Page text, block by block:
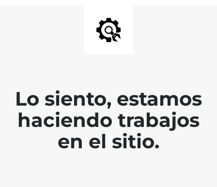
Lo siento, estamos
haciendo trabajos
en el sitio.